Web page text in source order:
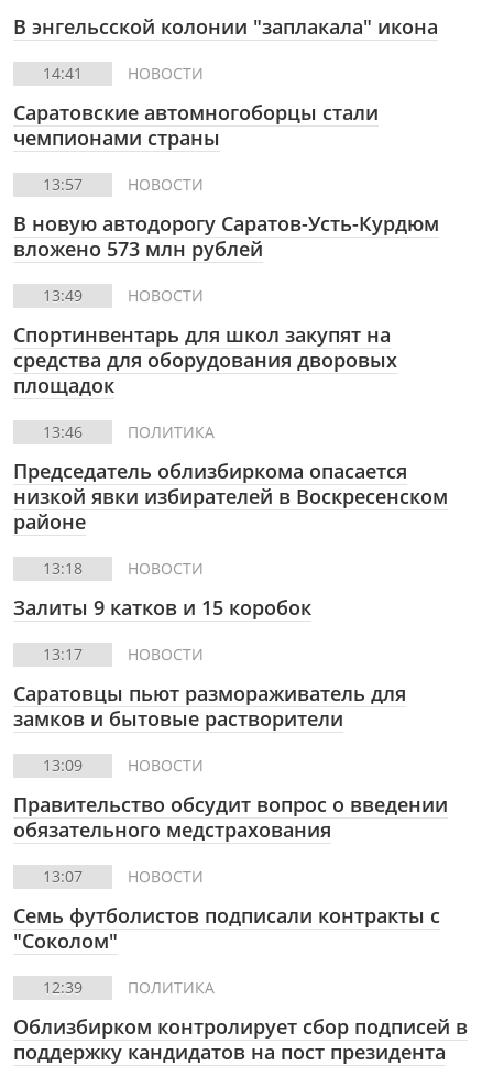
В энгельсской колонии "заплакала" икона
14:41 НОВОСТИ
Саратовские автомногоборцы стали
чемпионами страны
13:57 НОВОСТИ
В новую автодорогу Саратов-Усть-Курдюм
вложено 573 млн рублей
13:49 НОВОСТИ
Спортинвентарь для школ закупят на
средства для оборудования дворовых
площадок
13:46 ПОЛИТИКА
Председатель облизбиркома опасается
низкой явки избирателей в Воскресенском
районе
13:18 НОВОСТИ
Залиты 9 катков и 15 коробок
13:17 НОВОСТИ
Саратовцы пьют размораживатель для
замков и бытовые растворители
13:09 НОВОСТИ
Правительство обсудит вопрос о введении
обязательного медстрахования
13:07 НОВОСТИ
Семь футболистов подписали контракты с
"Соколом"
12:39 ПОЛИТИКА
Облизбирком контролирует сбор подписей в
поддержку кандидатов на пост президента